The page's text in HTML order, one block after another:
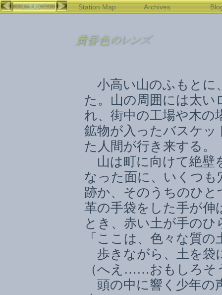
Station Map Archives
小高い山のふもとに
た。山の周囲には太
れ、街中の工場や木の
鉱物が入ったバスケ
た人間が行き来する。
山は町に向けて絶壁
なった面に、いくつ
跡か、そのうちのひ
革の手袋をした手が
とき、赤い土が手の
「ここは、色々な質
歩きながら、土を袋
（へえ ……おもしろそ
頭の中に響く少年の